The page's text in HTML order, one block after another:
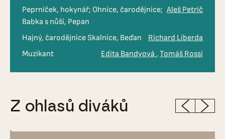
Peprníček, hokynář; Ohnice, čarodějnice;
Babka s nůší, Pepan
Aleš Petrič
Hajný, čarodějnice Skalnice, Beďan
Richard Liberda
Muzikant
Edita Bandyová Tomáš Rossi
Z ohlasů diváků